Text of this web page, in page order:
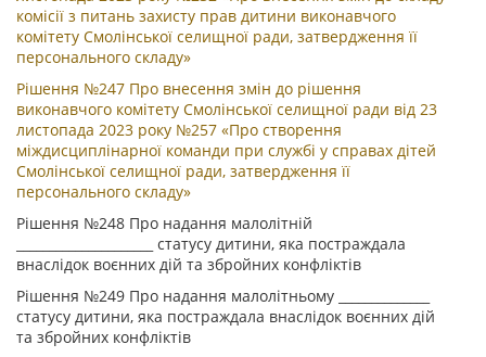
комісії з питань захисту прав дитини виконавчого
комітету Смолінської селищної ради, затвердження її
персонального складу»
Рішення №247 Про внесення змін до рішення
виконавчого комітету Смолінської селищної ради від 23
листопада 2023 року №257 «Про створення
міждисциплінарної команди при службі у справах дітей
Смолінської селищної ради, затвердження її
персонального складу»
Рішення №248 Про надання малолітній
_____________________ статусу дитини, яка постраждала
внаслідок воєнних дій та збройних конфліктів
Рішення №249 Про надання малолітньому ______________
статусу дитини, яка постраждала внаслідок воєнних дій
та збройних конфліктів